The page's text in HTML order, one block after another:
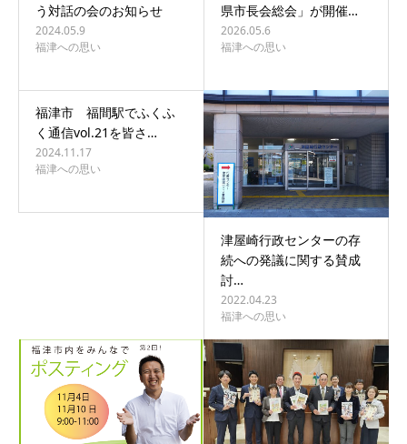
う対話の会のお知らせ
2024.05.9
福津への思い
県市長会総会」が開催…
2026.05.6
福津への思い
福津市 福間駅でふくふ
く通信vol.21を皆さ…
2024.11.17
福津への思い
津屋崎行政センターの存
続への発議に関する賛成
討…
2022.04.23
福津への思い